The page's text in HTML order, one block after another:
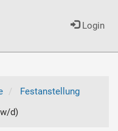
Login
Festanstellung
d)